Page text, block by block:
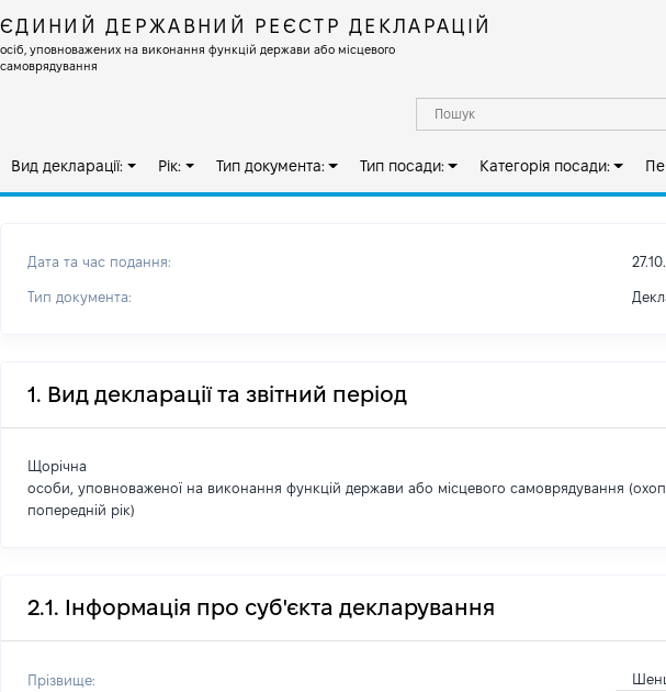
ЄДИНИЙ ДЕРЖАВНИЙ РЕЄСТР ДЕКЛАРАЦІЙ
осіб, уповноважених на виконання функцій держави або місцевого
самоврядування
Вид декларації: Рік: Тип документа: Тип посади: Категорія посади:
Дата та час подання:
Тип документа:
1. Вид декларації та звітний період
Щорічна
особи, уповноваженої на виконання функцій держави або місцевого самоврядування
попередній рік)
2.1. Інформація про суб'єкта декларування
Прізвище: